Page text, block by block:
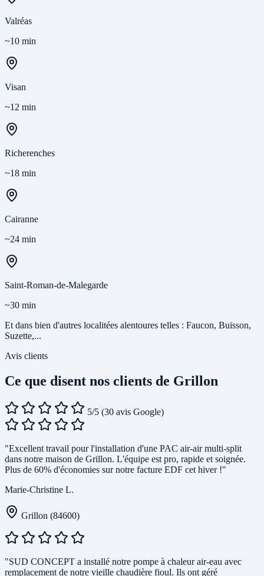
Valréas
~10 min
Visan
~12 min
Richerenches
~18 min
Cairanne
~24 min
Saint-Roman-de-Malegarde
~30 min
Et dans bien d'autres localitées alentoures telles : Faucon, Buisson,
Suzette,...
Avis clients
Ce que disent nos clients de Grillon
5/5 (30 avis Google)
"Excellent travail pour l'installation d'une PAC air-air multi-split
dans notre maison de Grillon. L'équipe est pro, rapide et soignée.
Plus de 60% d'économies sur notre facture EDF cet hiver !"
Marie-Christine L.
Grillon (84600)
"SUD CONCEPT a installé notre pompe à chaleur air-eau avec
remplacement de notre vieille chaudière fioul. Ils ont géré